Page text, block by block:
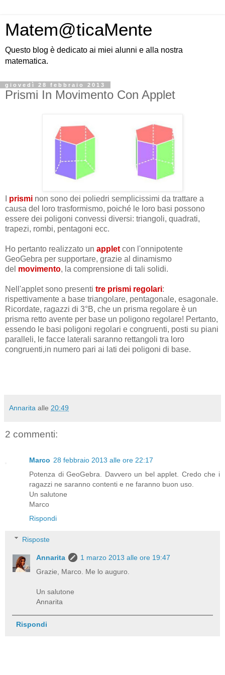
Matem@ticaMente
Questo blog è dedicato ai miei alunni e alla nostra
matematica.
giovedì 28 febbraio 2013
Prismi In Movimento Con Applet
prismi non sono dei poliedri semplicissimi da trattare a
causa del loro trasformismo, poiché le loro basi possono
essere dei poligoni convessi diversi: triangoli, quadrati,
trapezi, rombi, pentagoni ecc.
Ho pertanto realizzato un applet con l'onnipotente
GeoGebra per supportare, grazie al dinamismo
del movimento, la comprensione di tali solidi.
Nell'applet sono presenti tre prismi regolari:
rispettivamente a base triangolare, pentagonale, esagonale.
Ricordate, ragazzi di 3°B, che un prisma regolare è un
prisma retto avente per base un poligono regolare! Pertanto,
essendo le basi poligoni regolari e congruenti, posti su piani
paralleli, le facce laterali saranno rettangoli tra loro
congruenti,in numero pari ai lati dei poligoni di base.
Annarita alle 20:49
2 commenti:
Marco 28 febbraio 2013 alle ore 22:17
Potenza di GeoGebra. Davvero un bel applet. Credo che i
ragazzi ne saranno contenti e ne faranno buon uso.
Un salutone
Marco
Rispondi
Risposte
Annarita
1 marzo 2013 alle ore 19:47
Grazie, Marco. Me lo auguro.
Un salutone
Annarita
Rispondi